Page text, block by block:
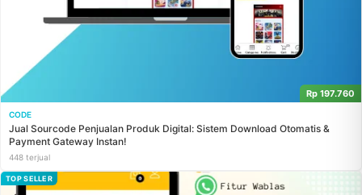
Rp 197.760
CODE
Jual Sourcode Penjualan Produk Digital: Sistem Download Otomatis &
Payment Gateway Instan!
448 terjual
TOP SELLER